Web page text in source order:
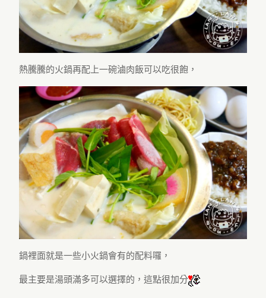
熱騰騰的火鍋再配上一碗滷肉飯可以吃很飽，
鍋裡面就是一些小火鍋會有的配料囉，
最主要是湯頭滿多可以選擇的，這點很加分